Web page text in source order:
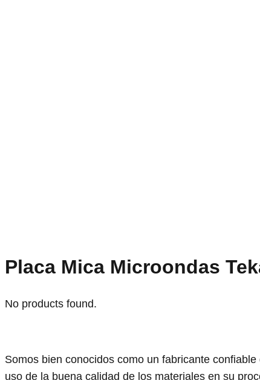
Placa Mica Microondas
No products found.
Somos bien conocidos como un fabricante
uso de la buena calidad de los materiales en su